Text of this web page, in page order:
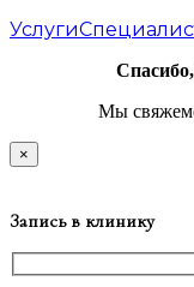
Услуги
Мы
×
Запись в клинику